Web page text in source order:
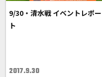
9/30・清水戦 イベントレポー
ト
2017.9.30